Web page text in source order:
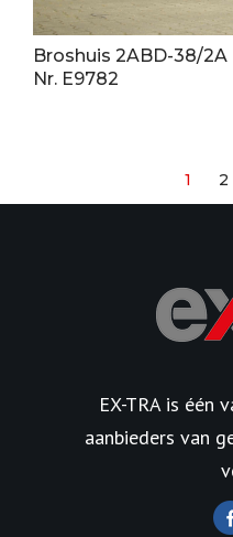
Broshuis 2ABD-38/2A
Nr. E9782
1 2
EX-TRA is één
aanbieders van